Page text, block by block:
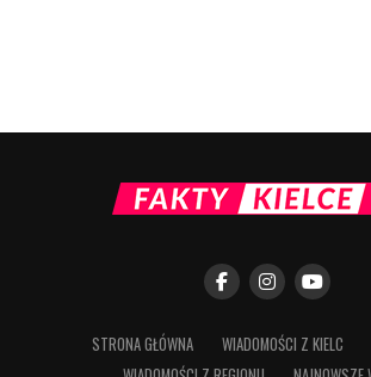
STRONA GŁÓWNA WIADOMOŚCI Z KIELC